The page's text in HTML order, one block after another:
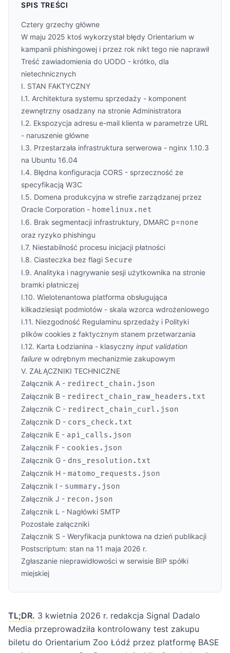
SPIS TREŚCI
Cztery grzechy główne
W maju 2025 ktoś wykorzystał błędy Orientarium w
kampanii phishingowej i przez rok nikt tego nie naprawił
Treść zawiadomienia do UODO - krótko, dla
nietechnicznych
I. STAN FAKTYCZNY
I.1. Architektura systemu sprzedaży - komponent
zewnętrzny osadzany na stronie Administratora
I.2. Ekspozycja adresu e-mail klienta w parametrze URL
- naruszenie główne
I.3. Przestarzała infrastruktura serwerowa - nginx 1.10.3
na Ubuntu 16.04
I.4. Błędna konfiguracja CORS - sprzeczność ze
specyfikacją W3C
I.5. Domena produkcyjna w strefie zarządzanej przez
Oracle Corporation - homelinux.net
I.6. Brak segmentacji infrastruktury, DMARC p=none
oraz ryzyko phishingu
I.7. Niestabilność procesu inicjacji płatności
I.8. Ciasteczka bez flagi Secure
I.9. Analityka i nagrywanie sesji użytkownika na stronie
bramki płatniczej
I.10. Wielotenantowa platforma obsługująca
kilkadziesiąt podmiotów - skala wzorca wdrożeniowego
I.11. Niezgodność Regulaminu sprzedaży i Polityki
plików cookies z faktycznym stanem przetwarzania
I.12. Karta Łodzianina - klasyczny input validation
failure w odrębnym mechanizmie zakupowym
V. ZAŁĄCZNIKI TECHNICZNE
Załącznik A - redirect_chain.json
Załącznik B - redirect_chain_raw_headers.txt
Załącznik C - redirect_chain_curl.json
Załącznik D - cors_check.txt
Załącznik E - api_calls.json
Załącznik F - cookies.json
Załącznik G - dns_resolution.txt
Załącznik H - matomo_requests.json
Załącznik I - summary.json
Załącznik J - recon.json
Załącznik L - Nagłówki SMTP
Pozostałe załączniki
Załącznik S - Weryfikacja punktowa na dzień publikacji
Postscriptum: stan na 11 maja 2026 r.
Zgłaszanie nieprawidłowości w serwisie BIP spółki
miejskiej
TL;DR. 3 kwietnia 2026 r. redakcja Signal Dadalo
Media przeprowadziła kontrolowany test zakupu
biletu do Orientarium Zoo Łódź przez platformę BASE